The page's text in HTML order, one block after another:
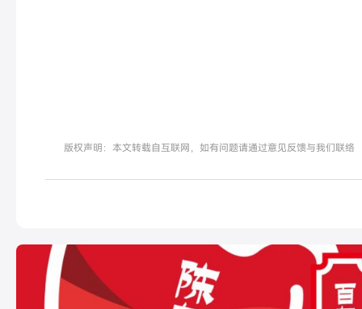
版权声明：本文转载自互联网，如有问题请通过意见反馈与我们联络